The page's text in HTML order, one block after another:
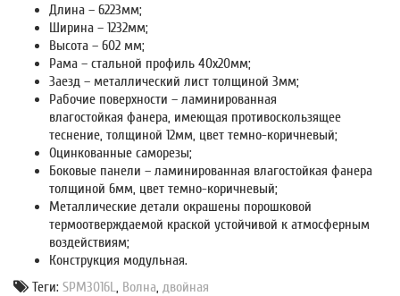
Длина – 6223мм;
Ширина – 1232мм;
Высота – 602 мм;
Рама – стальной профиль 40х20мм;
Заезд – металлический лист толщиной 3мм;
Рабочие поверхности – ламинированная
влагостойкая фанера, имеющая противоскользящее
теснение, толщиной 12мм, цвет темно-коричневый;
Оцинкованные саморезы;
Боковые панели – ламинированная влагостойкая фанера
толщиной 6мм, цвет темно-коричневый;
Металлические детали окрашены порошковой
термоотверждаемой краской устойчивой к атмосферным
воздействиям;
Конструкция модульная.
Теги: SPM3016L, Волна, двойная